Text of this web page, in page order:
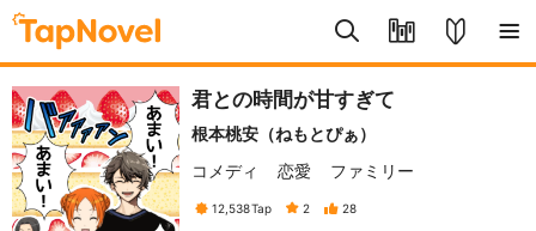
君との時間が甘すぎて
根本桃安（ねもとぴぁ）
コメディ
恋愛 ファミリー
12,538Tap 2 28